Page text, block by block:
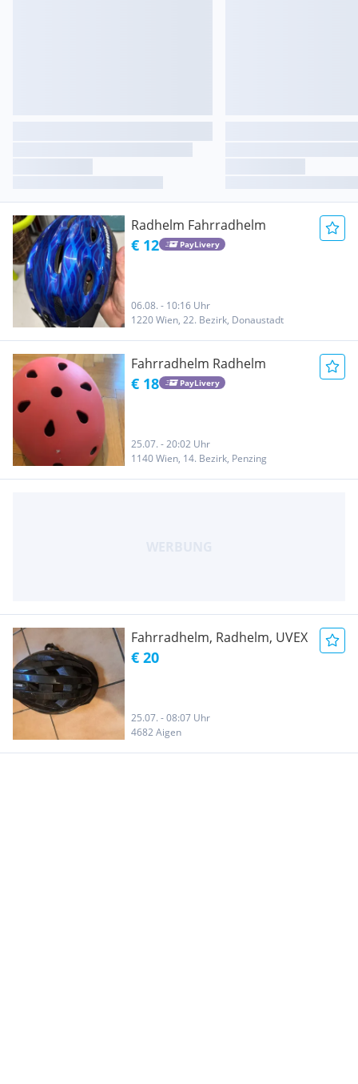
Radhelm Fahrradhelm
€ 12 PayLivery
06.08. - 10:16 Uhr
1220 Wien, 22. Bezirk, Donaustadt
Fahrradhelm Radhelm
€ 18 PayLivery
25.07. - 20:02 Uhr
1140 Wien, 14. Bezirk, Penzing
Fahrradhelm, Radhelm, UVEX
€ 20
25.07. - 08:07 Uhr
4682 Aigen